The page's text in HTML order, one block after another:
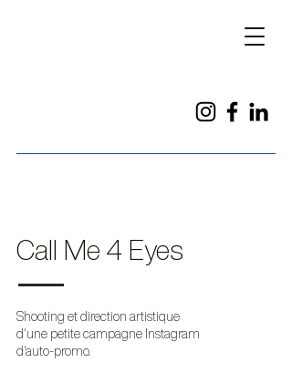
Call Me 4 Eyes
Shooting et direction artistique
d'une petite campagne Instagram
d'auto-promo.